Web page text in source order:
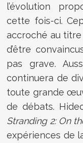
l’évolution
cette fois-ci.
accroché au
d’être
pas grave.
continuera de
toute grande
de débats.
Stranding 2: On
expériences de